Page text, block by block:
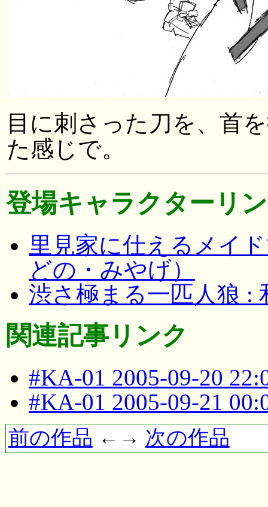
目に刺さった刀を、首
た感じで。
登場キャラクターリ
里見家に仕えるメイ
どの・みやげ）
渋さ極まる一匹人狼 :
関連記事リンク
#KA-01 2005-09-20
#KA-01 2005-09-21
前の作品 ←→ 次の作品